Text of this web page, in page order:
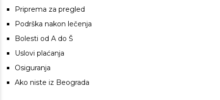
Priprema za pregled
Podrška nakon lečenja
Bolesti od A do Š
Uslovi plaćanja
Osiguranja
Ako niste iz Beograda